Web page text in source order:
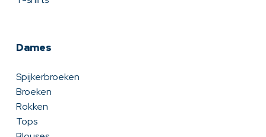
Dames
Spijkerbroeken
Broeken
Rokken
Tops